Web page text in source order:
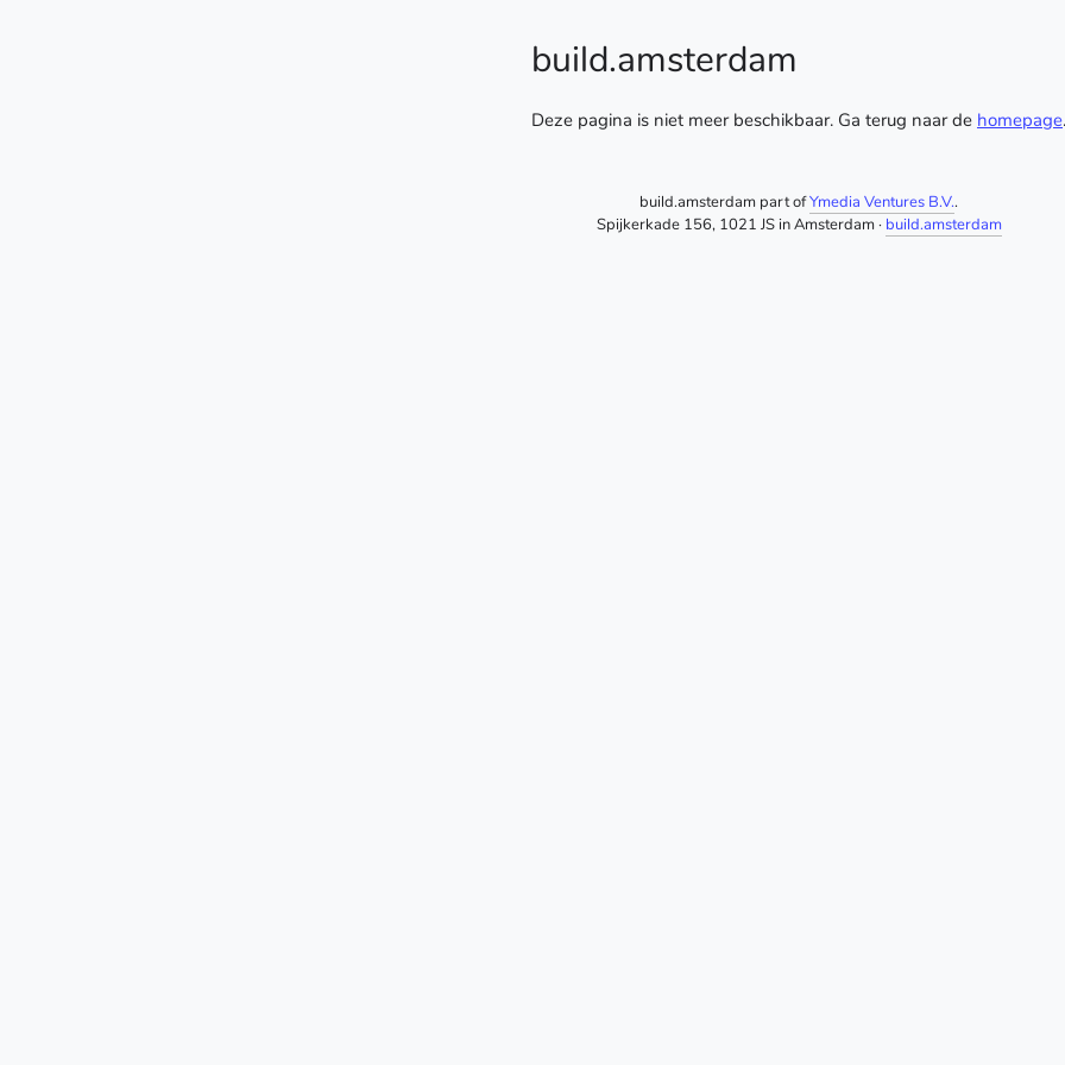
build.amsterdam
Deze pagina is niet meer beschikbaar. Ga terug naar de homepage.
build.amsterdam part ofYmedia Ventures B.V..
Spijkerkade 156, 1021 JS in Amsterdam · build.amsterdam